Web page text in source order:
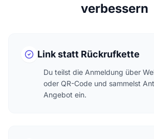
verbessern
Link statt Rückrufkette
Du teilst die Anmeldung über
oder QR-Code und sammelst
Angebot ein.